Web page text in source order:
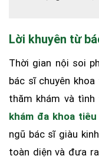
Lời khuyên từ
Thời gian nội soi
bác sĩ chuyên
thăm khám và
khám đa khoa
ngũ bác sĩ giàu
toàn diện và đưa